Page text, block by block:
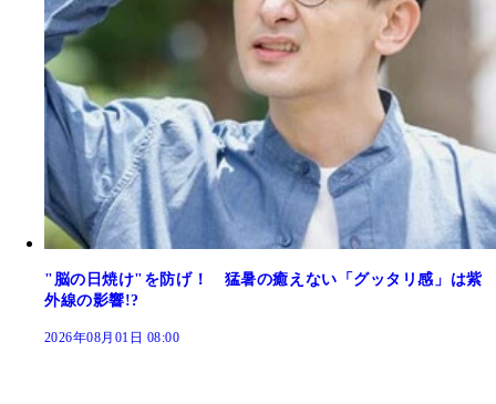
"脳の日焼け"を防げ！ 猛暑の癒えない「グッタリ感」は紫
外線の影響!?
2026年08月01日 08:00